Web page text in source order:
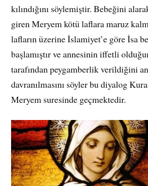
kılındığını söylemiştir. Bebeğini
giren Meryem kötü laflara maruz
lafların üzerine İslamiyet’e göre İsa
başlamıştır ve annesinin iffetli
tarafından peygamberlik verildiğini
davranılmasını söyler bu diyalog
Meryem suresinde geçmektedir.